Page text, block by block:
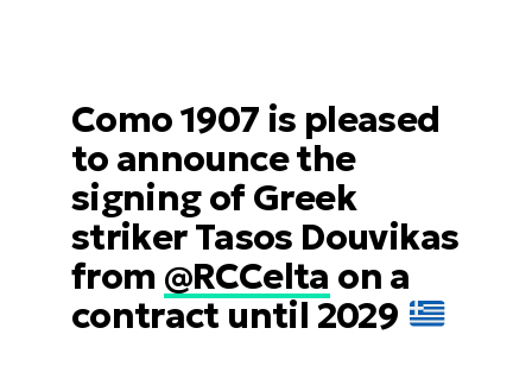
Como 1907 is pleased
to announce the
signing of Greek
striker Tasos Douvikas
from @RCCelta on a
contract until 2029